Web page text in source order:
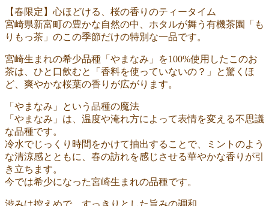
【春限定】心ほどける、桜の香りのティータイム
宮崎県新富町の豊かな自然の中、ホタルが舞う有機茶園「も
りもっ茶」のこの季節だけの特別な一品です。
宮崎生まれの希少品種「やまなみ」を100%使用したこのお
茶は、ひと口飲むと「香料を使っていないの？」と驚くほ
ど、爽やかな桜葉の香りが広がります。
「やまなみ」という品種の魔法
「やまなみ」は、温度や淹れ方によって表情を変える不思議
な品種です。
冷水でじっくり時間をかけて抽出することで、ミントのよう
な清涼感とともに、春の訪れを感じさせる華やかな香りが引
き立ちます。
今では希少になった宮崎生まれの品種です。
渋みは控えめで、すっきりとした旨みの調和。